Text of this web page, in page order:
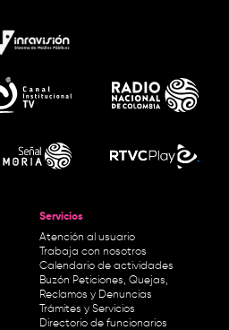
Servicios
Atención al usuario
Trabaja con nosotros
Calendario de actividades
Buzón Peticiones, Quejas,
Reclamos y Denuncias
Trámites y Servicios
Directorio de funcionarios